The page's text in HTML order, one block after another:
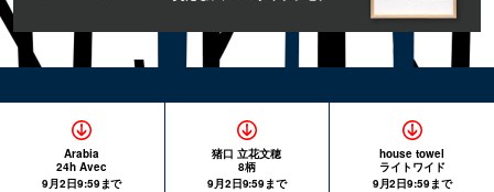
Arabia
24h Avec
9月2日9:59まで
猪口 立花文穂
8柄
9月2日9:59まで
house towel
ライトワイド
9月2日9:59まで